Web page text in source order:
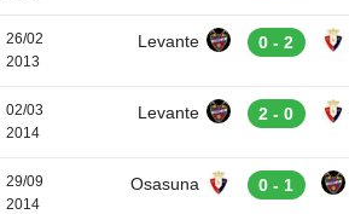
26/02
2013
Levante 0 - 2
02/03
2014
Levante 2 - 0
29/09
2014
Osasuna 0 - 1